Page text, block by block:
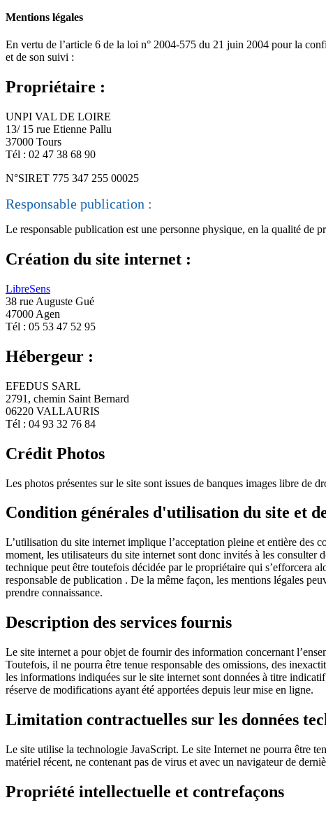
Mentions légales
En vertu de l’article 6 de la loi n° 2004-575 du 21 juin 2004 pour la
et de son suivi :
Propriétaire :
UNPI VAL DE LOIRE
13/ 15 rue Etienne Pallu
37000 Tours
Tél : 02 47 38 68 90
N°SIRET 775 347 255 00025
Responsable publication :
Le responsable publication est une personne physique, en la qualité de
Création du site internet :
LibreSens
38 rue Auguste Gué
47000 Agen
Tél : 05 53 47 52 95
Hébergeur :
EFEDUS SARL
2791, chemin Saint Bernard
06220 VALLAURIS
Tél : 04 93 32 76 84
Crédit Photos
Les photos présentes sur le site sont issues de banques images libre
Condition générales d'utilisation du site et
L’utilisation du site internet implique l’acceptation pleine et entière des
moment, les utilisateurs du site internet sont donc invités à les
technique peut être toutefois décidée par le propriétaire qui s’efforcera
responsable de publication . De la même façon, les mentions légales
prendre connaissance.
Description des services fournis
Le site internet a pour objet de fournir des information concernant
Toutefois, il ne pourra être tenue responsable des omissions, des
les informations indiquées sur le site internet sont données à titre
réserve de modifications ayant été apportées depuis leur mise en ligne.
Limitation contractuelles sur les données
Le site utilise la technologie JavaScript. Le site Internet ne pourra être
matériel récent, ne contenant pas de virus et avec un navigateur de
Propriété intellectuelle et contrefaçons